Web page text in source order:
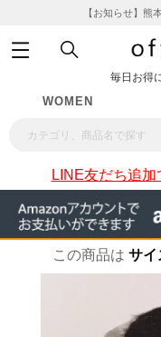
【お知らせ】熊
毎日お得
WOMEN
LINE友だち追加
この商品は サイ